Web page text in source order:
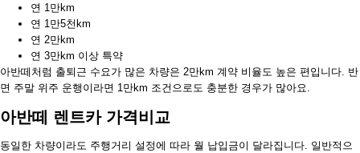
연 1만km
연 1만5천km
연 2만km
연 3만km 이상 특약
아반떼처럼 출퇴근 수요가 많은 차량은 2만km 계약 비율도 높은 편입니다. 반
면 주말 위주 운행이라면 1만km 조건으로도 충분한 경우가 많아요.
아반떼 렌트카 가격비교
동일한 차량이라도 주행거리 설정에 따라 월 납입금이 달라집니다. 일반적으